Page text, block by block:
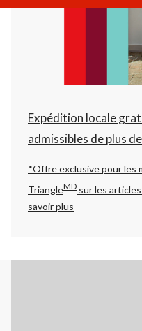
Expédition locale
admissibles de plus
*Offre exclusive pour les
TriangleMD sur les
savoir plus